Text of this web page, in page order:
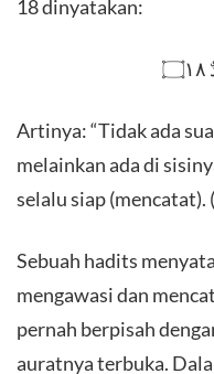
18 dinyatakan:
Artinya: “Tidak ada
melainkan ada di
selalu siap (mencatat).
Sebuah hadits
mengawasi dan
pernah berpisah
auratnya terbuka.